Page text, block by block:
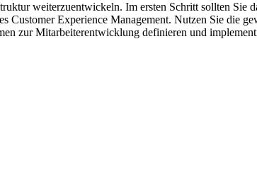
weiterzuentwickeln. Im ersten Schritt sollten Sie
Experience Management. Nutzen Sie die
zur Mitarbeiterentwicklung definieren und